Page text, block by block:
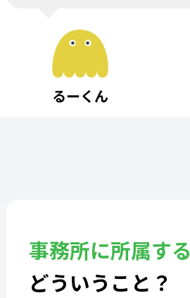
るーくん
事務所に所属する
どういうこと？